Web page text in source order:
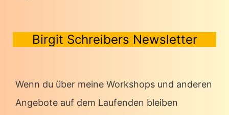
Birgit Schreibers Newsletter
Wenn du über meine Workshops und anderen
Angebote auf dem Laufenden bleiben